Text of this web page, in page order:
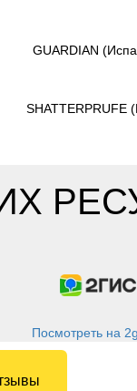
GUARDIAN
SHATTERPRUFE
Посмотреть на